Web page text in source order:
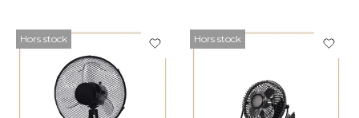
Hors stock Hors stock